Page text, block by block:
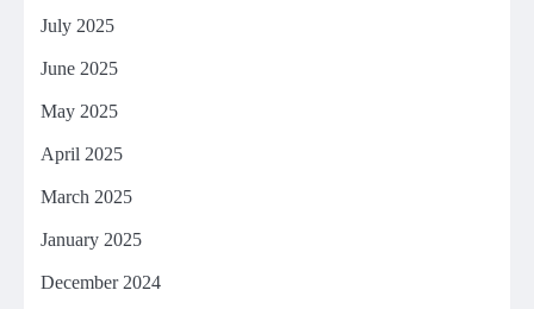
July 2025
June 2025
May 2025
April 2025
March 2025
January 2025
December 2024